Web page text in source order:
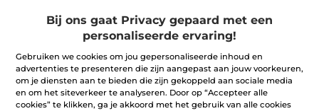
2412DEC_BIS-MAINGIFT
2412DEC_BIS-MAINGIFT
★★★★★
★★★★★
Geen
beoordelingswaarde
voor
REVIEW TOEVOEGEN
Aantal
Bij ons gaat Privacy gepaard met een
personaliseerde ervaring!
Gebruiken we cookies om jou gepersonaliseerde inhoud en
advertenties te presenteren die zijn aangepast aan jouw voorkeuren,
om je diensten aan te bieden die zijn gekoppeld aan sociale media
en om het siteverkeer te analyseren. Door op “Accepteer alle
cookies” te klikken, ga je akkoord met het gebruik van alle cookies